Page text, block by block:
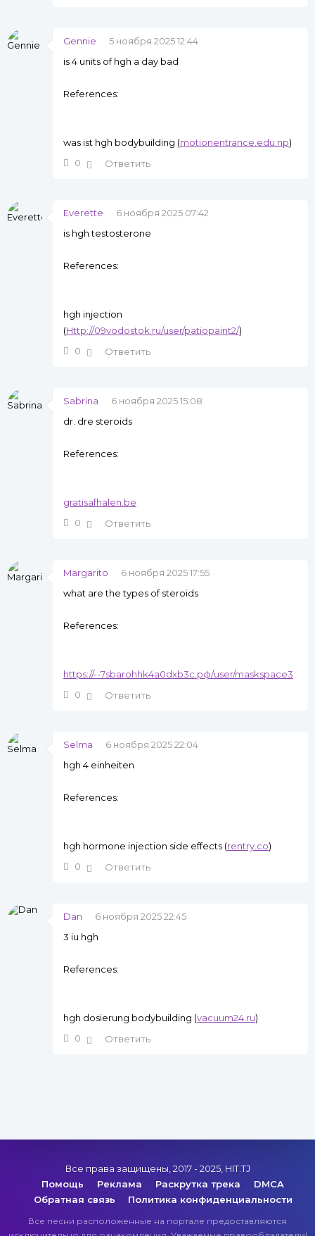
Gennie
5 ноября 2025 12:44
is 4 units of hgh a day bad
References:
was ist hgh bodybuilding (motionentrance.edu.np)
0
Ответить
Everette
6 ноября 2025 07:42
is hgh testosterone
References:
hgh injection
(Http://09vodostok.ru/user/patiopaint2/)
0
Ответить
Sabrina
6 ноября 2025 15:08
dr. dre steroids
References:
gratisafhalen.be
0
Ответить
Margarito
6 ноября 2025 17:55
what are the types of steroids
References:
https://--7sbarohhk4a0dxb3c.рф/user/maskspace3
0
Ответить
Selma
6 ноября 2025 22:04
hgh 4 einheiten
References:
hgh hormone injection side effects (rentry.co)
0
Ответить
Dan
6 ноября 2025 22:45
3 iu hgh
References:
hgh dosierung bodybuilding (vacuum24.ru)
0
Ответить
Все права защищены, 2017 - 2025, HIT.TJ
Помощь
Реклама Раскрутка трека
DMCA
Обратная связь
Политика конфиденциальности
Все песни расположенные на портале предоставляются